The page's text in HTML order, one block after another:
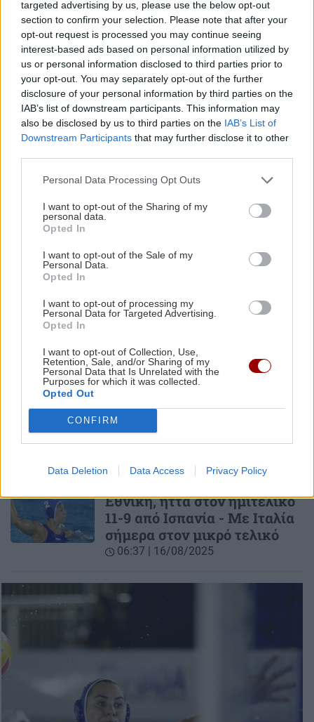
targeted advertising by us, please use the below opt-out
section to confirm your selection. Please note that after your
opt-out request is processed you may continue seeing
interest-based ads based on personal information utilized by
us or personal information disclosed to third parties prior to
your opt-out. You may separately opt-out of the further
disclosure of your personal information by third parties on the
IAB’s list of downstream participants. This information may
also be disclosed by us to third parties on the IAB’s List of
Downstream Participants that may further disclose it to other
Personal Data Processing Opt Outs
I want to opt-out of the Sharing of my
personal data.
Opted In
I want to opt-out of the Sale of my
Personal Data.
Opted In
I want to opt-out of processing my
Personal Data for Targeted Advertising.
Opted In
I want to opt-out of Collection, Use,
Retention, Sale, and/or Sharing of my
Personal Data that Is Unrelated with the
Purposes for which it was collected.
Opted Out
CONFIRM
Data Deletion Data Access Privacy Policy
24-10-2025
ΑΘΛΗΤΙΚΑ
Παγκόσμιο Πρωτάθλημα
Taekwondo I.T.F: Ιστορική
διάκριση για την Ελλάδα -
Δεύτερη στον κόσμο
13:52 | 15/10/2025
ΑΘΛΗΤΙΚΑ
Παγκόσμιο Πρωτάθλημα
ξεκίνημα για την Ελλάδα με
34 μετάλλια
στην πρεμιέρα του
Παγκοσμίου Πρωταθλήματος
18:07 | 22/08/2025
Παγκόσμιο πόλο νέων
Εθνική, ήττα στον ημιτελικό
11-9 από Ισπανία - Με Ιταλία
σήμερα στον μικρό τελικό
06:37 | 16/08/2025